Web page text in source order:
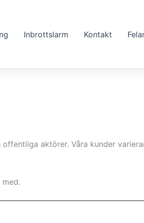
Inbrottslarm Kontakt
aktörer. Våra kunder